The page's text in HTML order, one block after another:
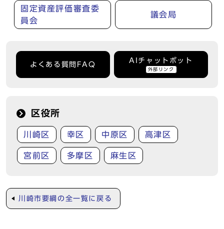
固定資産評価審査委
員会
議会局
よくある質問FAQ
AIチャットボット
外部リンク
区役所
川崎区 幸区 中原区 高津区
宮前区 多摩区 麻生区
川崎市要綱の全一覧に戻る